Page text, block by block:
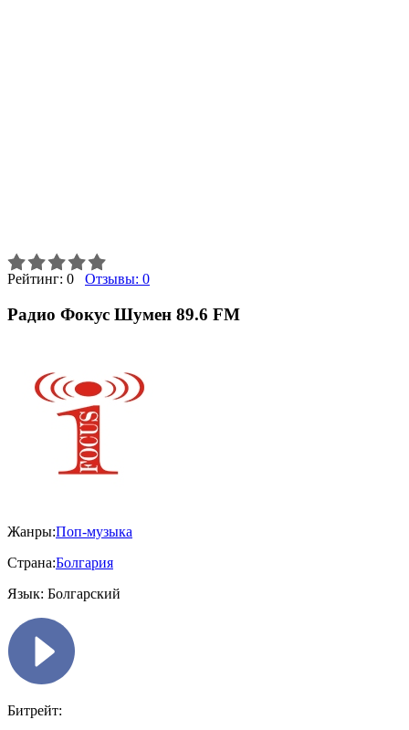
Рейтинг: 0 Отзывы: 0
Радио Фокус Шумен 89.6 FM
Жанры:Поп-музыка
Страна:Болгария
Язык: Болгарский
Битрейт: